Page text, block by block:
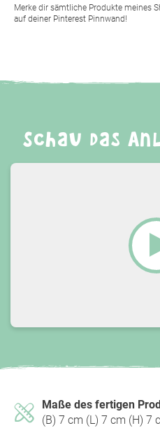
Merke dir sämtliche Produkte meines
auf deiner Pinterest Pinnwand!
Schau das
Wir benötigen
Wir verwenden
Maße des fertigen
(B) 7 cm (L) 7 cm (H) 7